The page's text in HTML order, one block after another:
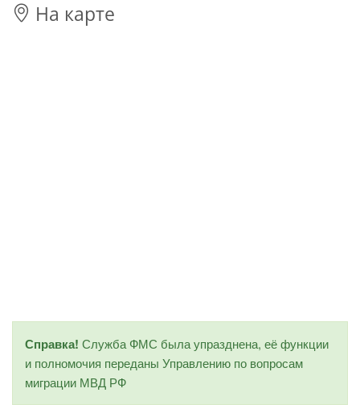
На карте
Справка! Служба ФМС была упразднена, её функции
и полномочия переданы Управлению по вопросам
миграции МВД РФ